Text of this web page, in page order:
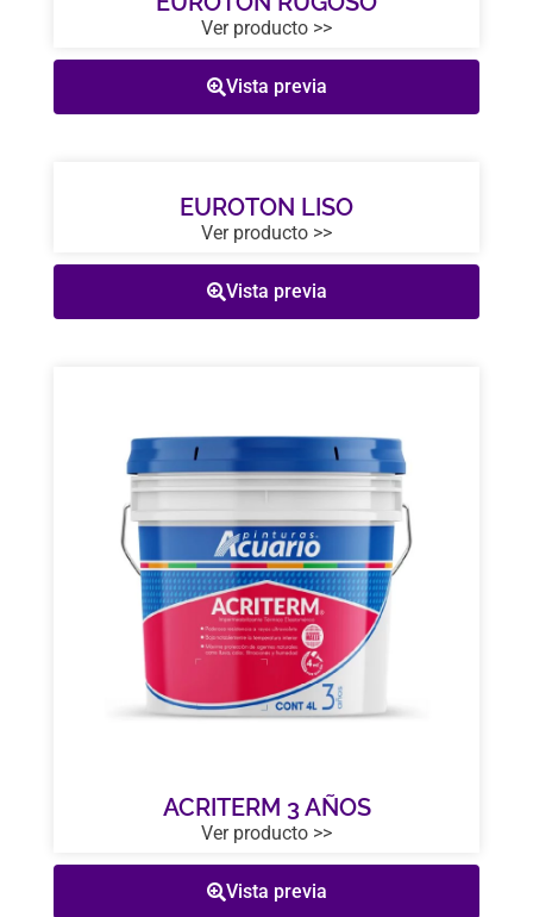
Ver producto >>
Vista previa
EUROTON LISO
Ver producto >>
Vista previa
ACRITERM 3 AÑOS
Ver producto >>
Vista previa